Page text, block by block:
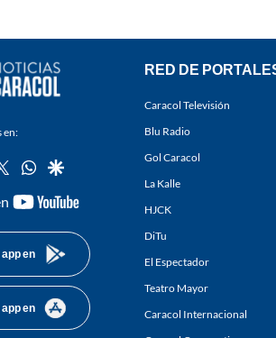
en:
twitterwhatsapp
google
youtube-
en
en
RED DE
Caracol Televisión
Blu Radio
Gol Caracol
La Kalle
HJCK
DiTu
El Espectador
Teatro Mayor
Caracol Internacional